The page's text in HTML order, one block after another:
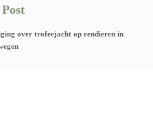
over trofeejacht op rendieren in